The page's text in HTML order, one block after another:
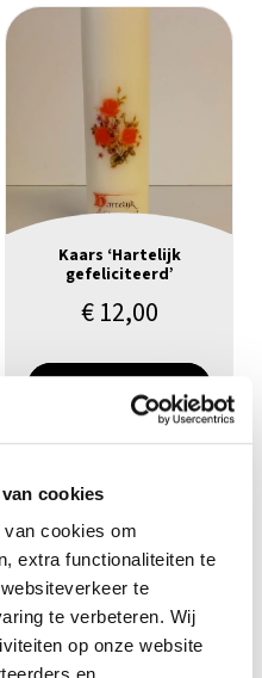
cookies
cookies om
extra functionaliteiten te
te
te verbeteren. Wij
op onze website
Kaars ‘Hartelijk
gefeliciteerd’
€12,00